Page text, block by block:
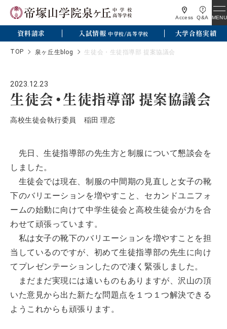
Access Q&A MENU
資料請求 入試情報 中学校/高等学校 大学合格実績
TOP 泉ヶ丘生blog 生徒会・生徒指導部 提案協議会
2023.12.23
生徒会・生徒指導部 提案協議会
高校生徒会執行委員 稲田 理恋
先日、生徒指導部の先生方と制服について懇談会を
しました。
生徒会では現在、制服の中間期の見直しと女子の靴
下のバリエーションを増やすこと、セカンドユニフォ
ームの始動に向けて中学生徒会と高校生徒会が力を合
わせて頑張っています。
私は女子の靴下のバリエーションを増やすことを担
当しているのですが、初めて生徒指導部の先生に向け
てプレゼンテーションしたので凄く緊張しました。
まだまだ実現には遠いものもありますが、沢山の頂
いた意見から出た新たな問題点を１つ１つ解決できる
ようこれからも頑張ります。